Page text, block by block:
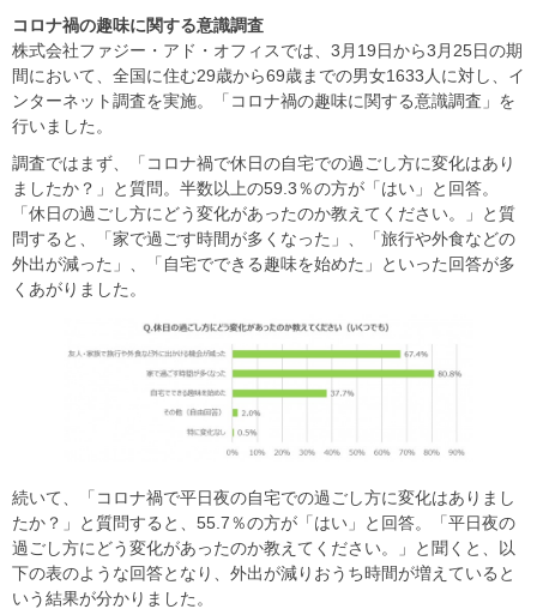
コロナ禍の趣味に関する意識調査
株式会社ファジー・アド・オフィスでは、3月19日から3月25日の期
間において、全国に住む29歳から69歳までの男女1633人に対し、イ
ンターネット調査を実施。「コロナ禍の趣味に関する意識調査」を
行いました。
調査ではまず、「コロナ禍で休日の自宅での過ごし方に変化はあり
ましたか？」と質問。半数以上の59.3％の方が「はい」と回答。
「休日の過ごし方にどう変化があったのか教えてください。」と質
問すると、「家で過ごす時間が多くなった」、「旅行や外食などの
外出が減った」、「自宅でできる趣味を始めた」といった回答が多
くあがりました。
続いて、「コロナ禍で平日夜の自宅での過ごし方に変化はありまし
たか？」と質問すると、55.7％の方が「はい」と回答。「平日夜の
過ごし方にどう変化があったのか教えてください。」と聞くと、以
下の表のような回答となり、外出が減りおうち時間が増えていると
いう結果が分かりました。